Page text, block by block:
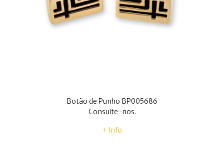
Botão de Punho BP005686
Consulte-nos.
+ Info